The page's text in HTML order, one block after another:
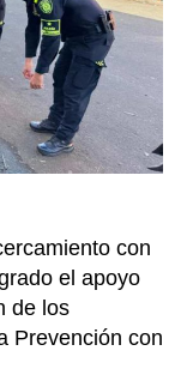
de
en
con
el apoyo
de los
Prevención con